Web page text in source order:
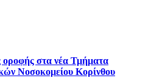
οροφής στα νέα Τμήματα
Νοσοκομείου Κορίνθου